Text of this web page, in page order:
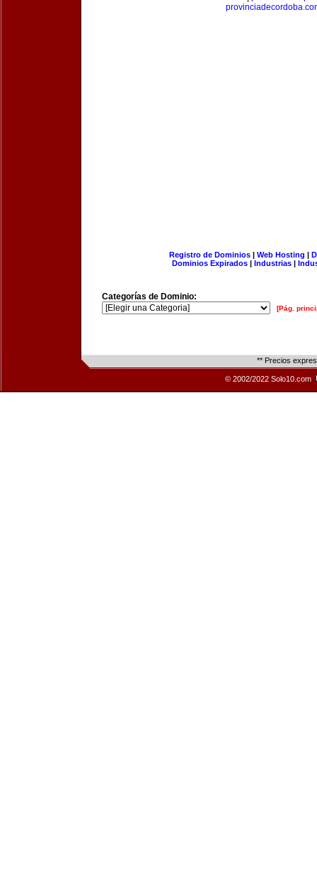
Registro de Dominios| Web Hosting |
Dominios Expirados | Industrias |
Categorías de Dominio:
[Pág.
** Precios
© 2002/2022 Solo10.com